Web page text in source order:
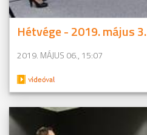
Hétvége - 2019. május 3.
2019. MÁJUS 06., 15:07